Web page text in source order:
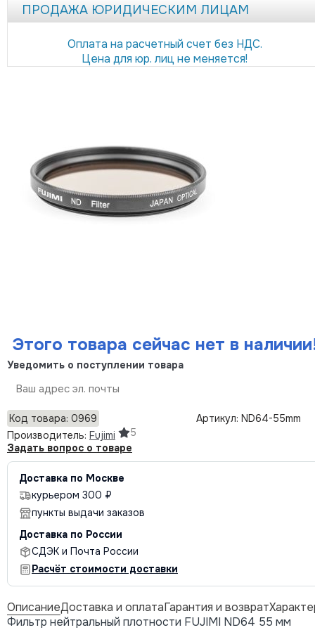
ПРОДАЖА ЮРИДИЧЕСКИМ ЛИЦАМ
Оплата на расчетный счет без НДС.
Цена для юр. лиц не меняется!
Этого товара сейчас нет в
Уведомить о поступлении товара
Код товара: 0969
Артикул: ND64-55mm
Производитель: Fujimi
5
Задать вопрос о товаре
Доставка по Москве
курьером 300 ₽
пункты выдачи заказов
Доставка по России
СДЭК и Почта России
Расчёт стоимости доставки
ОписаниеДоставка и оплатаГарантия и возврат
Фильтр нейтральный плотности FUJIMI ND64 55 мм